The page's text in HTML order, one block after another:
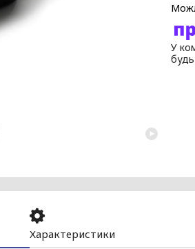
У
Характеристики